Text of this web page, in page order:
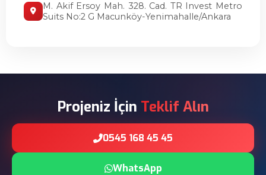
M. Akif Ersoy Mah. 328. Cad. TR Invest Metro
Suits No:2 G Macunköy-Yenimahalle/Ankara
Projeniz İçin Teklif Alın
0545 168 45 45
WhatsApp